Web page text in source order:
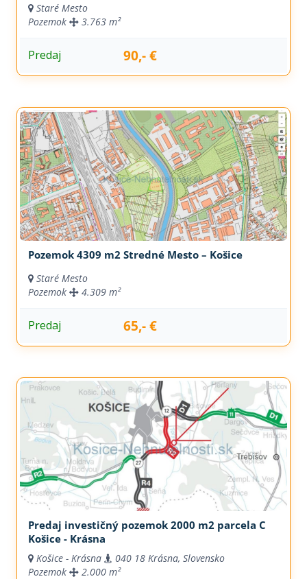
Staré Mesto
Pozemok
3.763 m²
Predaj 90,- €
Pozemok 4309 m2 Stredné Mesto – Košice
Staré Mesto
Pozemok
4.309 m²
Predaj 65,- €
Predaj investičný pozemok 2000 m2 parcela C
Košice - Krásna
Košice - Krásna
040 18 Krásna, Slovensko
Pozemok
2.000 m²